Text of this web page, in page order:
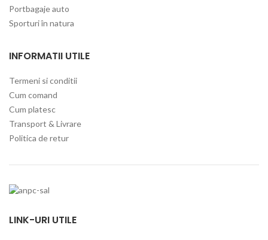
Portbagaje auto
Sporturi în natura
INFORMATII UTILE
Termeni si conditii
Cum comand
Cum platesc
Transport & Livrare
Politica de retur
LINK-URI UTILE